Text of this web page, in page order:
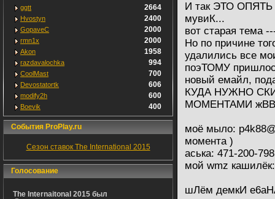
ggtt 2664
Hvostyn 2400
GopaveC 2000
rmn1x 2000
Akon 1958
razdavalochka 994
CoolMast 700
Devostatortk 606
modify2h 600
Boevik 400
События ProPlay.ru
Сезон ставок The International 2015
Голосование
The Internaitonal 2015 был
И так ЭТО ОПЯТЬ
мувиК...
вот старая тема
Но по причине
удалились все
поэТОМУ
новый емайл,
КУДА НУЖНО
МОМЕНТАМИ
моё мыло:
момента )
аська: 471-200-798
мой wmz
шЛём демкИ